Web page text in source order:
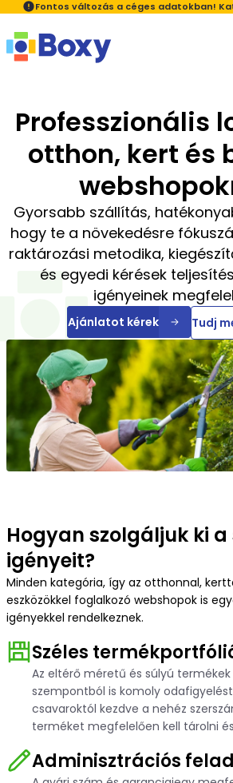
Fontos változás a céges adatokban!
Szolgáltatásaink
Fulfillment - rendeléskezelés,
Szállítás szolgáltatás telephelyi
Bérraktározás - Powered by Boxy
Digitális Fizetés Program
További információ
Mitől vagyunk biztonságosak?
Mit várhatsz a fulfillmenttől?
Teherlevétel a fulfillmenttel?
Integráció
GYIK
Referenciák
E-book
Kiknek
Ügyfélkör
Induló webáruházaknak
Webáruházaknak
Nagykereskedőknek
Gyártóknak
Szektorok
Étrend és szépségápolás
Otthon, kert, barkács
Szórakoztató elektronika
Állattartás, állatfelszerelés
További szektorok
A Boxyról
A Boxyról
Karrier
Sajtóanyagok
Blog
Áraink
Cégadat változásGYIK
Professzionális
otthon, kert és
Gyorsabb szállítás,
hogy te a növekedésre
raktározási metodika,
és egyedi kérések
igényeinek
Ajánlatot kérek Tudj
Hogyan szolgáljuk ki a
igényeit?
Minden kategória, így az otthonnal,
eszközökkel foglalkozó webshopok is
igényekkel rendelkeznek.
Széles
Az eltérő méretű és súlyú termékek
szempontból is komoly odafigyelést
csavaroktól kezdve a nehéz
terméket megfelelően kell tárolni
Adminisztrációs